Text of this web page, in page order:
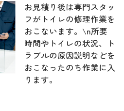
お見積り後は専門スタッ
フがトイレの修理作業を
おこないます。\n所要
時間やトイレの状況、ト
ラブルの原因説明などを
おこなったのち作業に入
ります。